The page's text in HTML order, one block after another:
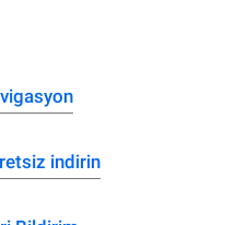
indirin